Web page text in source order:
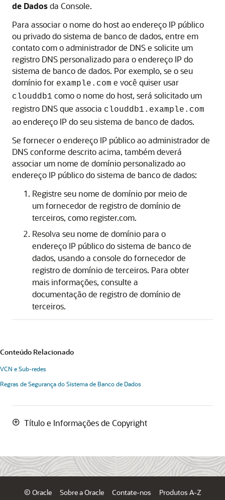
de Dadosda Console.
Para associar o nome do host ao endereço IP público
ou privado do sistema de banco de dados, entre em
contato com o administrador de DNS e solicite um
registro DNS personalizado para o endereço IP do
sistema de banco de dados. Por exemplo, se o seu
domínio for example.com e você quiser usar
clouddb1 como o nome do host, será solicitado um
registro DNS que associa clouddb1.example.com
ao endereço IP do seu sistema de banco de dados.
Se fornecer o endereço IP público ao administrador de
DNS conforme descrito acima, também deverá
associar um nome de domínio personalizado ao
endereço IP público do sistema de banco de dados:
Registre seu nome de domínio por meio de
um fornecedor de registro de domínio de
terceiros, como register.com.
Resolva seu nome de domínio para o
endereço IP público do sistema de banco de
dados, usando a console do fornecedor de
registro de domínio de terceiros. Para obter
mais informações, consulte a
documentação de registro de domínio de
terceiros.
Conteúdo Relacionado
VCN e Sub-redes
Regras de Segurança do Sistema de Banco de Dados
Título e Informações de Copyright
© Oracle Sobre a Oracle Contate-nos Produtos A-Z